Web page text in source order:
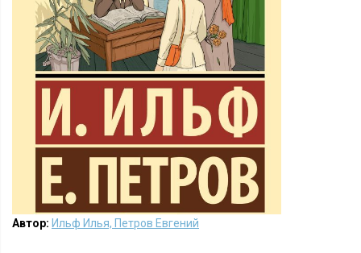
Автор: Ильф Илья, Петров Евгений